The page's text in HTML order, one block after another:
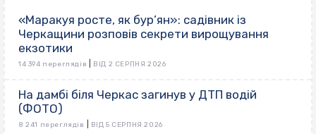
«Маракуя росте, як бур’ян»: садівник із
Черкащини розповів секрети вирощування
екзотики
14 394 переглядів ВІД 2 СЕРПНЯ 2026
На дамбі біля Черкас загинув у ДТП водій
(ФОТО)
8 241 переглядів ВІД 5 СЕРПНЯ 2026